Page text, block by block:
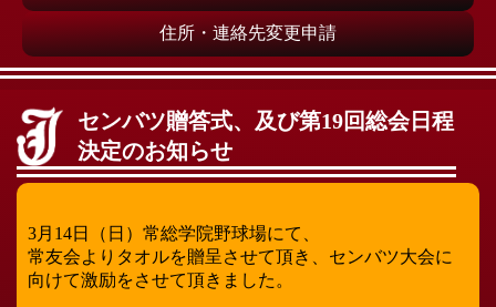
住所・連絡先変更申請
センバツ贈答式、及び第19回総会日程
決定のお知らせ
3月14日（日）常総学院野球場にて、
常友会よりタオルを贈呈させて頂き、センバツ大会に
向けて激励をさせて頂きました。